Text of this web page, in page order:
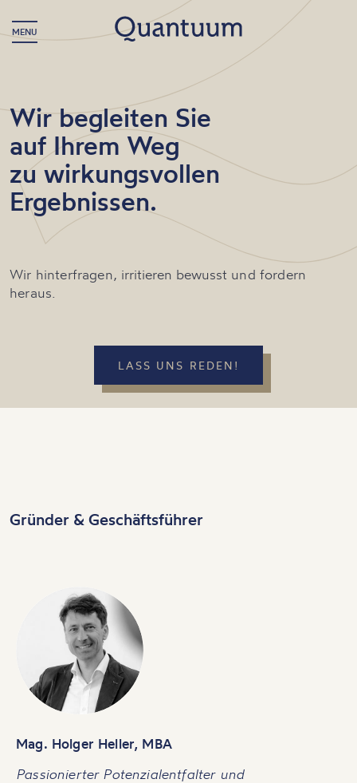
MENU
Wir begleiten Sie
auf Ihrem Weg
zu wirkungsvollen
Ergebnissen.
Wir hinterfragen, irritieren bewusst und fordern
heraus.
LASS UNS REDEN!
Gründer & Geschäftsführer
Mag. Holger Heller, MBA
Passionierter Potenzialentfalter und